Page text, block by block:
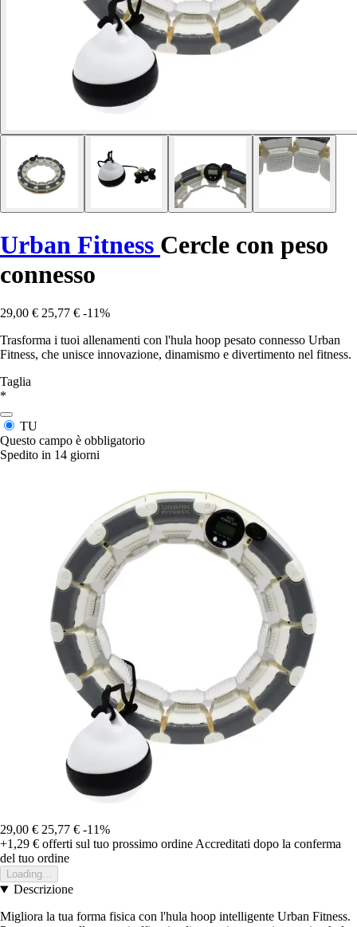
Urban Fitness Cercle con peso
connesso
29,00 € 25,77 € -11%
Trasforma i tuoi allenamenti con l'hula hoop pesato connesso Urban
Fitness, che unisce innovazione, dinamismo e divertimento nel fitness.
Taglia
*
TU
Questo campo è obbligatorio
Spedito in 14 giorni
29,00 € 25,77 € -11%
+1,29 € offerti sul tuo prossimo ordine Accreditati dopo la conferma
del tuo ordine
Loading...
Descrizione
Migliora la tua forma fisica con l'hula hoop intelligente Urban Fitness.